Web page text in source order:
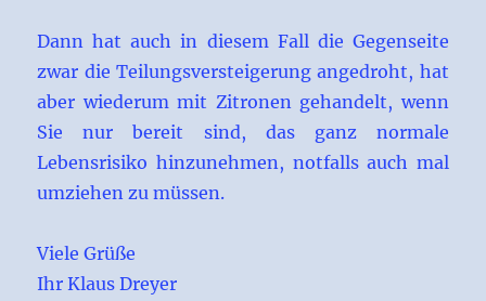
Dann hat auch in diesem Fall die Gegenseite
zwar die Teilungsversteigerung angedroht, hat
aber wiederum mit Zitronen gehandelt, wenn
Sie nur bereit sind, das ganz normale
Lebensrisiko hinzunehmen, notfalls auch mal
umziehen zu müssen.
Viele Grüße
Ihr Klaus Dreyer